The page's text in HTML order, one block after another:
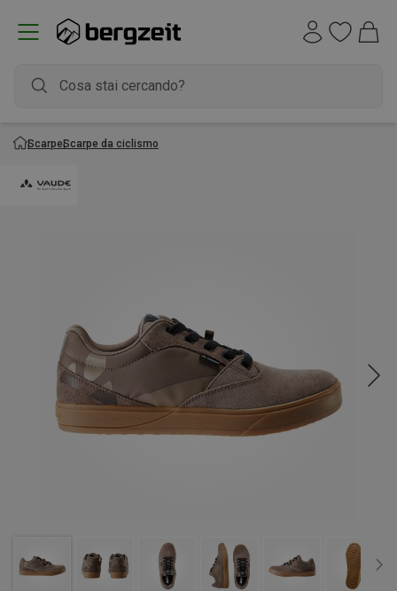
ScarpeScarpe da ciclismo